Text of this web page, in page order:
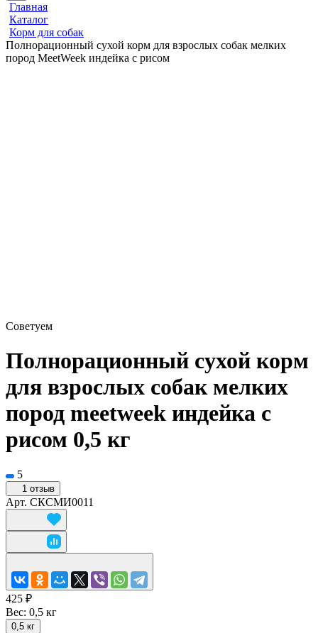
Главная
Каталог
Корм для собак
Полнорационный сухой корм для взрослых собак мелких
пород MeetWeek индейка с рисом
Советуем
Полнорационный сухой корм
для взрослых собак мелких
пород meetweek индейка с
рисом 0,5 кг
5
1 отзыв
Арт. СКСМИ0011
425 ₽
Вес: 0,5 кг
0,5 кг